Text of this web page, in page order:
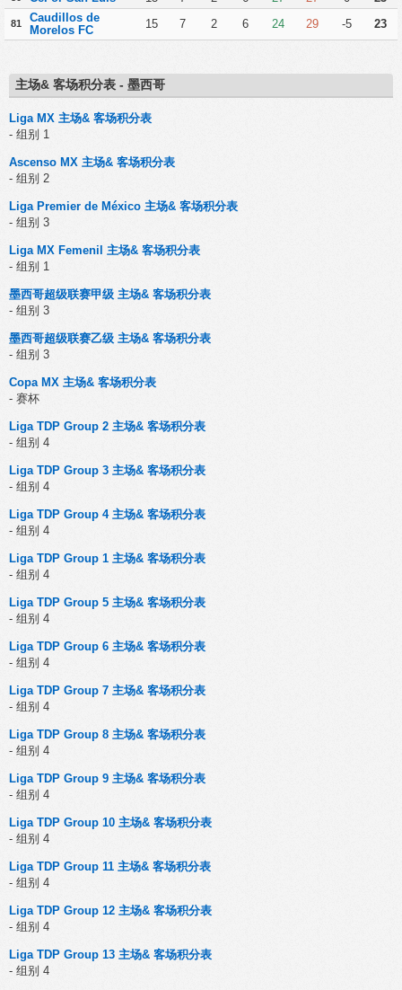
81
Caudillos de
Morelos FC
15 7 2 6 24 29 -5 23
主场& 客场积分表 - 墨西哥
Liga MX 主场& 客场积分表
- 组别 1
Ascenso MX 主场& 客场积分表
- 组别 2
Liga Premier de México 主场& 客场积分表
- 组别 3
Liga MX Femenil 主场& 客场积分表
- 组别 1
墨西哥超级联赛甲级 主场& 客场积分表
- 组别 3
墨西哥超级联赛乙级 主场& 客场积分表
- 组别 3
Copa MX 主场& 客场积分表
- 赛杯
Liga TDP Group 2 主场& 客场积分表
- 组别 4
Liga TDP Group 3 主场& 客场积分表
- 组别 4
Liga TDP Group 4 主场& 客场积分表
- 组别 4
Liga TDP Group 1 主场& 客场积分表
- 组别 4
Liga TDP Group 5 主场& 客场积分表
- 组别 4
Liga TDP Group 6 主场& 客场积分表
- 组别 4
Liga TDP Group 7 主场& 客场积分表
- 组别 4
Liga TDP Group 8 主场& 客场积分表
- 组别 4
Liga TDP Group 9 主场& 客场积分表
- 组别 4
Liga TDP Group 10 主场& 客场积分表
- 组别 4
Liga TDP Group 11 主场& 客场积分表
- 组别 4
Liga TDP Group 12 主场& 客场积分表
- 组别 4
Liga TDP Group 13 主场& 客场积分表
- 组别 4